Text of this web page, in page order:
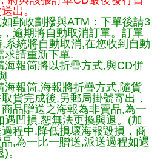
出。
郵政劃撥與ATM：下單後請3
逾期將自動取消訂單。訂單
系統將自動取消,在您收到自動
求請重新下單.
海報筒將以折疊方式,與CD併
海報筒,海報將折疊方式,隨貨
貨完成後,另郵局掛號寄出，
品贈送之海報為非賣品,為一
遇凹損,恕無法更換與退。(加
程中.降低損壞海報毀損，商
,為一比一贈送,派送過程如遇
。